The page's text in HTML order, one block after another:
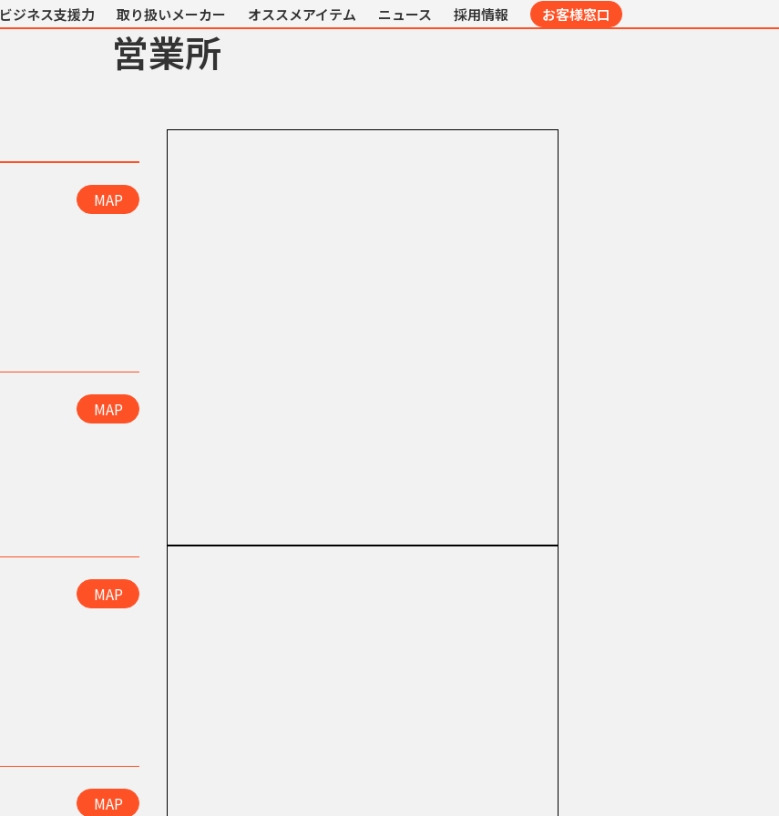
ビジネス支援力 取り扱いメーカー オススメアイテム ニュース 採用情報 お客様窓口
営業所
MAP
MAP
MAP
MAP